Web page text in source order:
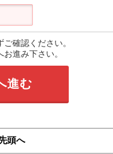
ご確認ください。
進み下さい。
進む
頭へ